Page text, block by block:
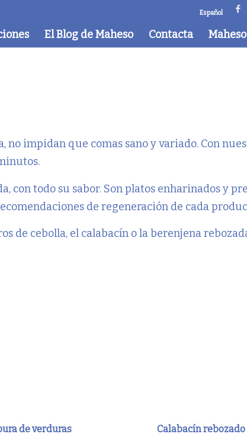
Español
El Blog de Maheso Contacta
impidan que comas sano y variado. Con
con todo su sabor. Son platos enharinados y
de regeneración de cada
de cebolla, el calabacín o la berenjena
de verduras Calabacín rebozado